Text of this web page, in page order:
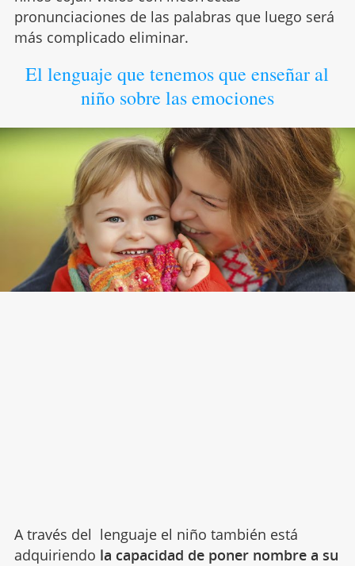
pronunciaciones de las palabras que luego será
más complicado eliminar.
El lenguaje que tenemos que enseñar al
niño sobre las emociones
A través del lenguaje el niño también está
adquiriendo la capacidad de poner nombre a su